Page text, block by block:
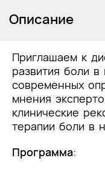
Описание
Приглашаем к
развития боли
современных
мнения
клинические
терапии боли в
Программа: